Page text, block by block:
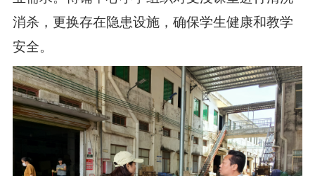
消杀，更换存在隐患设施，确保学生健康和教学
安全。